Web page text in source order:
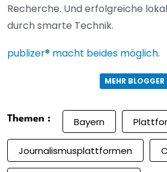
Recherche. Und erfolgreiche
durch smarte Technik.
publizer® macht beides möglich.
MEHR BLOGGER
Themen : Bayern
Journalismusplattformen